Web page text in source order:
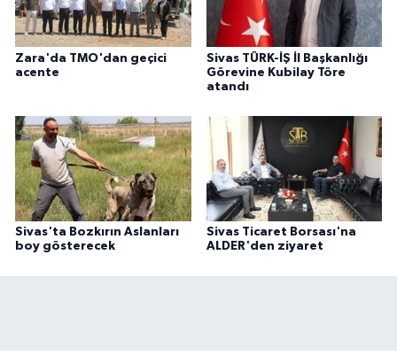
Zara'da TMO'dan geçici
acente
Sivas TÜRK-İŞ İl Başkanlığı
Görevine Kubilay Töre
atandı
Sivas'ta Bozkırın Aslanları
boy gösterecek
Sivas Ticaret Borsası'na
ALDER'den ziyaret